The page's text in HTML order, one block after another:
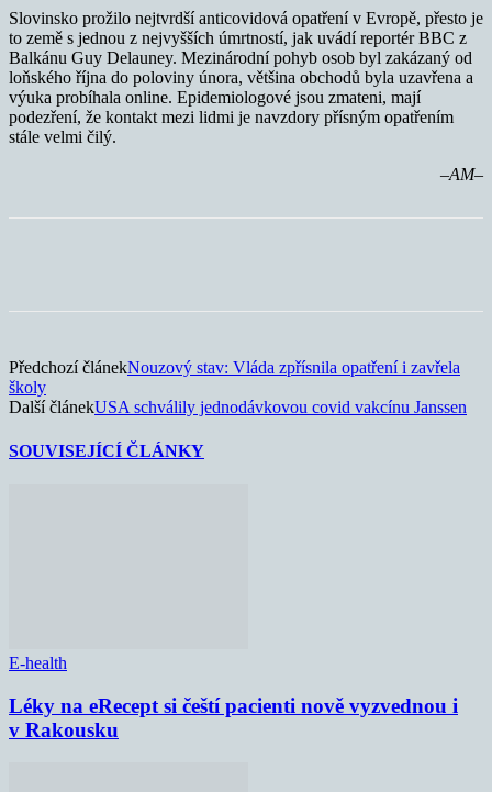
Slovinsko prožilo nejtvrdší anticovidová opatření v Evropě, přesto je
to země s jednou z nejvyšších úmrtností, jak uvádí reportér BBC z
Balkánu Guy Delauney. Mezinárodní pohyb osob byl zakázaný od
loňského října do poloviny února, většina obchodů byla uzavřena a
výuka probíhala online. Epidemiologové jsou zmateni, mají
podezření, že kontakt mezi lidmi je navzdory přísným opatřením
stále velmi čilý.
–AM–
Předchozí článekNouzový stav: Vláda zpřísnila opatření i zavřela
školy
Další článekUSA schválily jednodávkovou covid vakcínu Janssen
SOUVISEJÍCÍ ČLÁNKY
E-health
Léky na eRecept si čeští pacienti nově vyzvednou i
v Rakousku